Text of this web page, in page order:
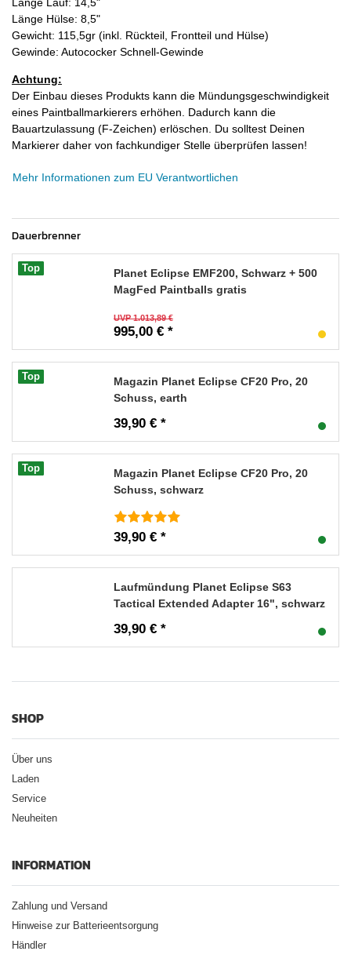
Länge Lauf: 14,5"
Länge Hülse: 8,5"
Gewicht: 115,5gr (inkl. Rückteil, Frontteil und Hülse)
Gewinde: Autococker Schnell-Gewinde
Achtung:
Der Einbau dieses Produkts kann die Mündungsgeschwindigkeit
eines Paintballmarkierers erhöhen. Dadurch kann die
Bauartzulassung (F-Zeichen) erlöschen. Du solltest Deinen
Markierer daher von fachkundiger Stelle überprüfen lassen!
Mehr Informationen zum EU Verantwortlichen
Dauerbrenner
Top
Planet Eclipse EMF200, Schwarz + 500
MagFed Paintballs gratis
UVP 1.013,89 €
995,00 € *
Top
Magazin Planet Eclipse CF20 Pro, 20
Schuss, earth
39,90 € *
Top
Magazin Planet Eclipse CF20 Pro, 20
Schuss, schwarz
39,90 € *
Laufmündung Planet Eclipse S63
Tactical Extended Adapter 16", schwarz
39,90 € *
SHOP
Über uns
Laden
Service
Neuheiten
INFORMATION
Zahlung und Versand
Hinweise zur Batterieentsorgung
Händler